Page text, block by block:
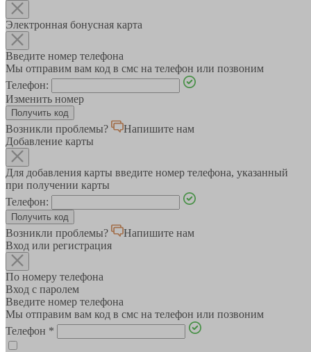
Электронная бонусная карта
Введите номер телефона
Мы отправим вам код в смс на телефон или позвоним
Телефон:
Изменить номер
Возникли проблемы?
Напишите нам
Добавление карты
Для добавления карты введите номер телефона, указанный
при получении карты
Телефон:
Возникли проблемы?
Напишите нам
Вход или регистрация
По номеру телефона
Вход с паролем
Введите номер телефона
Мы отправим вам код в смс на телефон или позвоним
Телефон *